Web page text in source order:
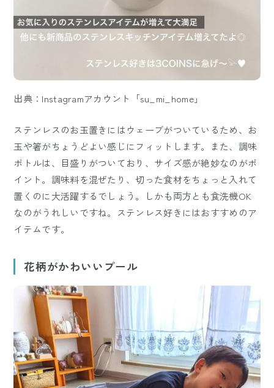
出典：Instagramアカウント「su_mi_home」
ステンレスのお玉置きにはウェーブがついているため、お
玉や箸がちょうどよい感じにフィットします。また、調味
ボトルは、目盛りがついており、サイズ感が絶妙なのがポ
イント。調味料を混ぜたり、切った食材をちょっと入れて
置くのに大活躍するでしょう。しかも両方とも食洗機OK
なのがうれしいですね。ステンレス好きにはおすすめのア
イテムです。
花柄がかわいいプール